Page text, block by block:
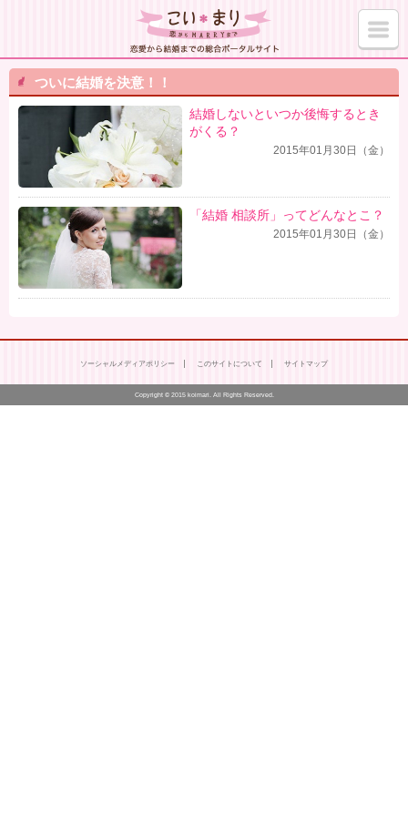
ついに結婚を決意！！
結婚しないといつか後悔するとき
がくる？
2015年01月30日（金）
「結婚 相談所」ってどんなとこ？
2015年01月30日（金）
ソーシャルメディアポリシー このサイトについて サイトマップ
Copyright © 2015 koimari. All Rights Reserved.